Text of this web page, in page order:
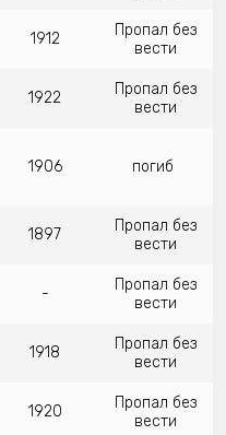
1912
Пропал без
вести
1922
Пропал без
вести
1906 погиб
1897
Пропал без
вести
-
Пропал без
вести
1918
Пропал без
вести
1920
Пропал без
вести